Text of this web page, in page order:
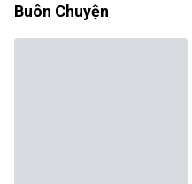
Buôn Chuyện